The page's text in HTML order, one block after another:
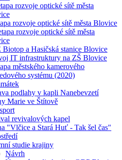
rozvoje optické sítě města
rozvoje optické sítě města Blovice
rozvoje optické sítě města
Biotop a Hasičská stanice Blovice
IT infrastruktury na ZŠ Blovice
městského kamerového
systému (2020)
podlahy v kapli Nanebevzetí
Marie ve Štítově
revivalových kapel
"Vlčice a Stará Huť - Tak šel čas"
studie krajiny
Návrh